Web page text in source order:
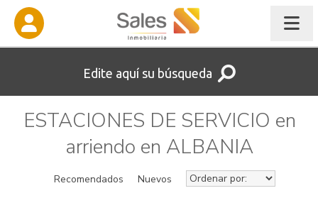
Edite aquí su búsqueda
ESTACIONES DE SERVICIO en
arriendo en ALBANIA
Recomendados Nuevos